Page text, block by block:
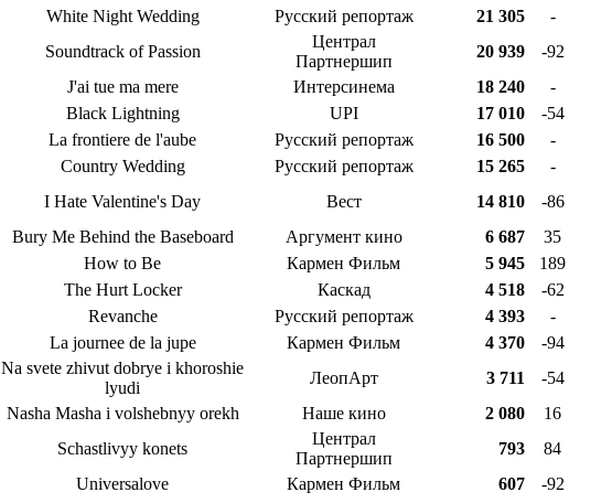
White Night Wedding Русский репортаж 21 305 -
Soundtrack of Passion
Централ
Партнершип
20 939 -92
J'ai tue ma mere Интерсинема 18 240 -
Black Lightning UPI 17 010 -54
La frontiere de l'aube Русский репортаж 16 500 -
Country Wedding Русский репортаж 15 265 -
I Hate Valentine's Day Вест 14 810 -86
Bury Me Behind the Baseboard Аргумент кино 6 687 35
How to Be Кармен Фильм 5 945 189
The Hurt Locker Каскад 4 518 -62
Revanche Русский репортаж 4 393 -
La journee de la jupe Кармен Фильм 4 370 -94
Na svete zhivut dobrye i khoroshie
lyudi
ЛеопАрт 3 711 -54
Nasha Masha i volshebnyy orekh Наше кино 2 080 16
Schastlivyy konets
Централ
Партнершип
793 84
Universalove Кармен Фильм 607 -92